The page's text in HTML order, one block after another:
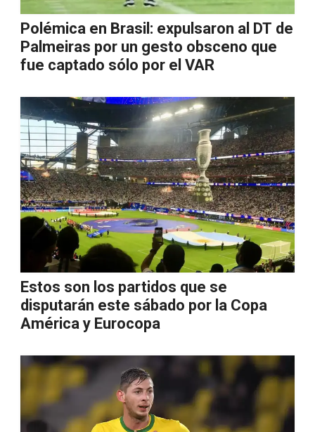
Polémica en Brasil: expulsaron al DT de
Palmeiras por un gesto obsceno que
fue captado sólo por el VAR
Estos son los partidos que se
disputarán este sábado por la Copa
América y Eurocopa